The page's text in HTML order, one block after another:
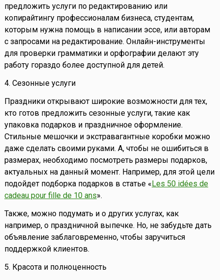
предложить услуги по редактированию или
копирайтингу профессионалам бизнеса, студентам,
которым нужна помощь в написании эссе, или авторам
с запросами на редактирование. Онлайн-инструменты
для проверки грамматики и орфографии делают эту
работу гораздо более доступной для детей.
4. Сезонные услуги
Праздники открывают широкие возможности для тех,
кто готов предложить сезонные услуги, такие как
упаковка подарков и праздничное оформление.
Стильные мешочки и экстравагантные коробки можно
даже сделать своими руками. А, чтобы не ошибиться в
размерах, необходимо посмотреть размеры подарков,
актуальных на данный момент. Например, для этой цели
подойдет подборка подарков в статье « Les 50 idées de
cadeau pour fille de 10 ans».
Также, можно подумать и о других услугах, как
например, о праздничной выпечке. Но, не забудьте дать
объявление заблаговременно, чтобы заручиться
поддержкой клиентов.
5. Красота и полноценность